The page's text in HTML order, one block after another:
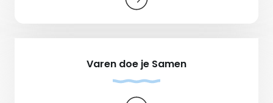
Varen doe je Samen